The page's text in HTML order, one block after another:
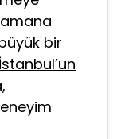
bir
İstanbul’un